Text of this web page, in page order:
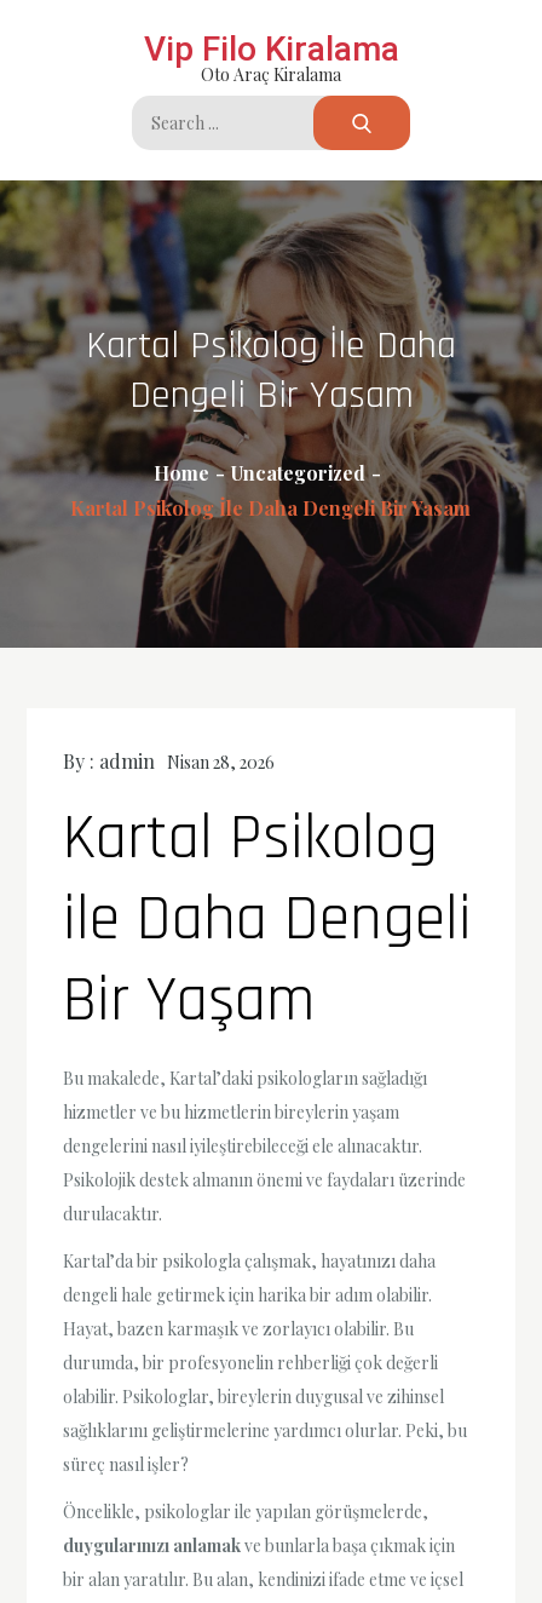
Vip Filo Kiralama
Oto Araç Kiralama
Search
for:
Kartal Psikolog İle Daha
Dengeli Bir Yasam
Home
Uncategorized
Kartal Psikolog İle Daha Dengeli Bir Yasam
By : admin Nisan 28, 2026
Kartal Psikolog
ile Daha Dengeli
Bir Yaşam
Bu makalede, Kartal’daki psikologların sağladığı
hizmetler ve bu hizmetlerin bireylerin yaşam
dengelerini nasıl iyileştirebileceği ele alınacaktır.
Psikolojik destek almanın önemi ve faydaları üzerinde
durulacaktır.
Kartal’da bir psikologla çalışmak, hayatınızı daha
dengeli hale getirmek için harika bir adım olabilir.
Hayat, bazen karmaşık ve zorlayıcı olabilir. Bu
durumda, bir profesyonelin rehberliği çok değerli
olabilir. Psikologlar, bireylerin duygusal ve zihinsel
sağlıklarını geliştirmelerine yardımcı olurlar. Peki, bu
süreç nasıl işler?
Öncelikle, psikologlar ile yapılan görüşmelerde,
duygularınızı anlamakve bunlarla başa çıkmak için
bir alan yaratılır. Bu alan, kendinizi ifade etme ve içsel